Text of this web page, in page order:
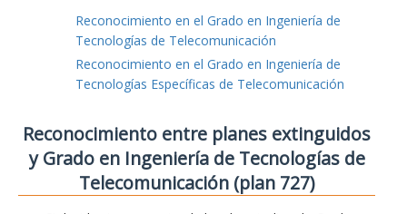
Reconocimiento en el Grado en Ingeniería de
Tecnologías de Telecomunicación
Reconocimiento en el Grado en Ingeniería de
Tecnologías Específicas de Telecomunicación
Reconocimiento entre planes extinguidos
y Grado en Ingeniería de Tecnologías de
Telecomunicación (plan 727)